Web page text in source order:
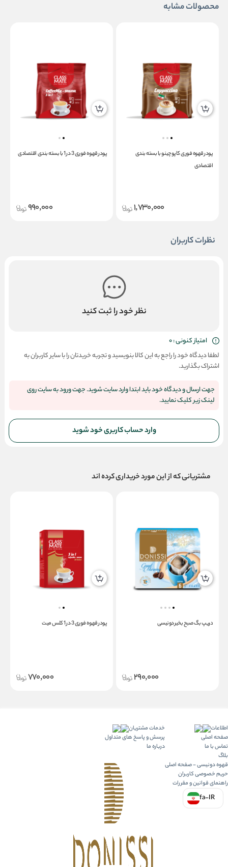
محصولات مشابه
پودر قهوه فوری کاپوچینو با بسته بندی
اقتصادی
1,730,000
پودر قهوه فوری 3 در 1 با بسته بندی اقتصادی
990,000
نظرات کاربران
نظر خود را ثبت کنید
امتیاز کنونی : 0
لطفا دیدگاه خود را راجع به این کالا بنویسید و تجربه خریدتان را با سایر کاربران به
اشتراک بگذارید.
جهت ارسال و دیدگاه خود باید ابتدا وارد سایت شوید. جهت ورود به سایت روی
لینک زیر کلیک نمایید.
وارد حساب کاربری خود شوید
مشتریانی که از این مورد خریداری کرده اند
دریپ بگ صبح بخیر دونیسی
290,000
پودر قهوه فوری 3 در 1 کلس میت
770,000
اطلاعات
صفحه اصلی
تماس با ما
بلاگ
قهوه دونیسی - صفحه اصلی
حریم خصوصی کاربران
راهنمای قوانین و مقررات
خدمات مشتریان
پرسش و پاسخ های متداول
درباره ما
fa-IR